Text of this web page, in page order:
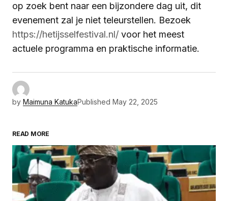
op zoek bent naar een bijzondere dag uit, dit
evenement zal je niet teleurstellen. Bezoek
https://hetijsselfestival.nl/ voor het meest
actuele programma en praktische informatie.
by Maimuna KatukaPublished May 22, 2025
READ MORE